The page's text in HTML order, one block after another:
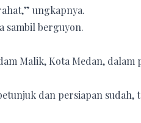
ungkapnya.
sambil berguyon.
Malik, Kota Medan, dalam
dan persiapan sudah,